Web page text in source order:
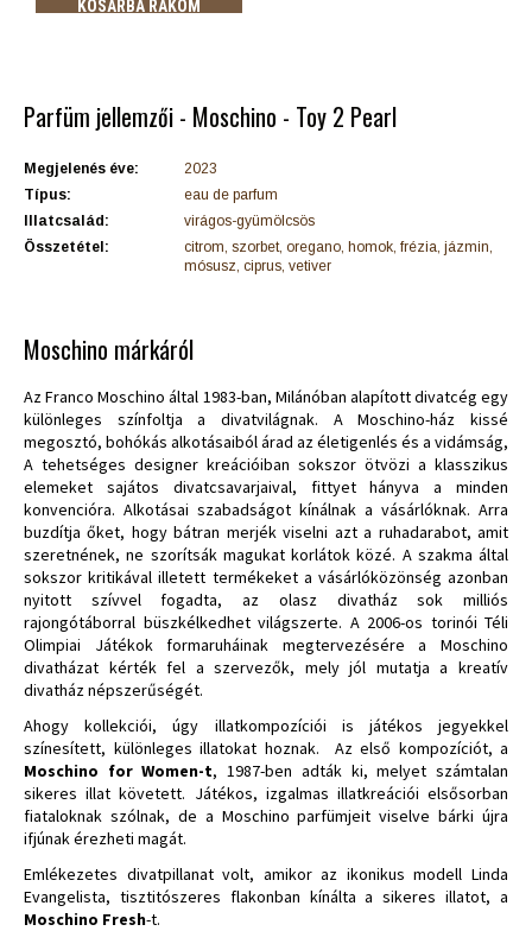
KOSÁRBA RAKOM
Parfüm jellemzői - Moschino - Toy 2 Pearl
Megjelenés éve:
2023
Típus:
eau de parfum
Illatcsalád:
virágos-gyümölcsös
Összetétel:
citrom, szorbet, oregano, homok, frézia, jázmin,
mósusz, ciprus, vetiver
Moschino márkáról
Az Franco Moschino által 1983-ban, Milánóban alapított divatcég egy
különleges színfoltja a divatvilágnak. A Moschino-ház kissé
megosztó, bohókás alkotásaiból árad az életigenlés és a vidámság,
A tehetséges designer kreációiban sokszor ötvözi a klasszikus
elemeket sajátos divatcsavarjaival, fittyet hányva a minden
konvencióra. Alkotásai szabadságot kínálnak a vásárlóknak. Arra
buzdítja őket, hogy bátran merjék viselni azt a ruhadarabot, amit
szeretnének, ne szorítsák magukat korlátok közé. A szakma által
sokszor kritikával illetett termékeket a vásárlóközönség azonban
nyitott szívvel fogadta, az olasz divatház sok milliós
rajongótáborral büszkélkedhet világszerte. A 2006-os torinói Téli
Olimpiai Játékok formaruháinak megtervezésére a Moschino
divatházat kérték fel a szervezők, mely jól mutatja a kreatív
divatház népszerűségét.
Ahogy kollekciói, úgy illatkompozíciói is játékos jegyekkel
színesített, különleges illatokat hoznak. Az első kompozíciót, a
Moschino for Women-t, 1987-ben adták ki, melyet számtalan
sikeres illat követett. Játékos, izgalmas illatkreációi elsősorban
fiataloknak szólnak, de a Moschino parfümjeit viselve bárki újra
ifjúnak érezheti magát.
Emlékezetes divatpillanat volt, amikor az ikonikus modell Linda
Evangelista, tisztitószeres flakonban kínálta a sikeres illatot, a
Moschino Fresh-t.